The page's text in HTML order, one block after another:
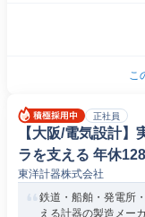
こ
正社員
【大阪/電気設計
ラを支える 年休
東洋計器株式会社
鉄道・船舶・発電所
える計器の製造メー